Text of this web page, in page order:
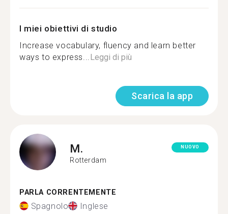
I miei obiettivi di studio
Increase vocabulary, fluency and learn better
ways to express...Leggi di più
Scarica la app
M.
Rotterdam
NUOVO
PARLA CORRENTEMENTE
Spagnolo Inglese